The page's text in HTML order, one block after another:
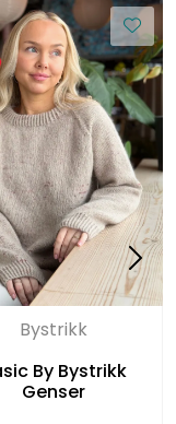
Bystrikk
By Bystrikk
Genser